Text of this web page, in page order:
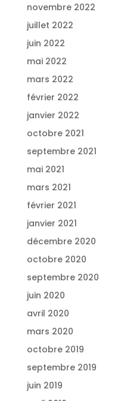
novembre 2022
juillet 2022
juin 2022
mai 2022
mars 2022
février 2022
janvier 2022
octobre 2021
septembre 2021
mai 2021
mars 2021
février 2021
janvier 2021
décembre 2020
octobre 2020
septembre 2020
juin 2020
avril 2020
mars 2020
octobre 2019
septembre 2019
juin 2019